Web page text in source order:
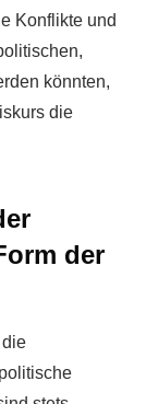
Konflikte und
könnten,
die
der